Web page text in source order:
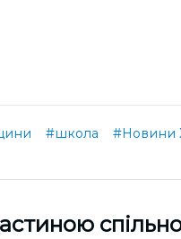
#школа #Новини